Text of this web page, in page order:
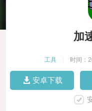
加
工具 时间：
安卓下载